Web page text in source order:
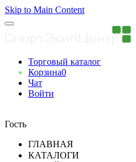
Skip to Main Content
Торговый каталог
Корзина0
Чат
Войти
Гость
ГЛАВНАЯ
КАТАЛОГИ